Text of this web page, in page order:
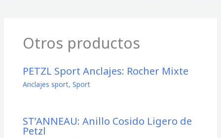
Otros productos
PETZL Sport Anclajes: Rocher Mixte
Anclajes sport, Sport
ST’ANNEAU: Anillo Cosido Ligero de
Petzl